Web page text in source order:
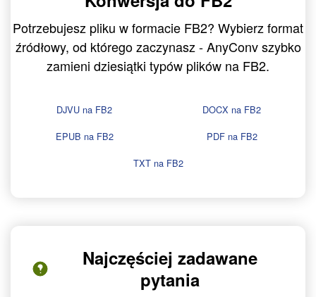
Potrzebujesz pliku w formacie FB2? Wybierz format
źródłowy, od którego zaczynasz - AnyConv szybko
zamieni dziesiątki typów plików na FB2.
DJVU na FB2
DOCX na FB2
EPUB na FB2
PDF na FB2
TXT na FB2
Najczęściej zadawane
pytania